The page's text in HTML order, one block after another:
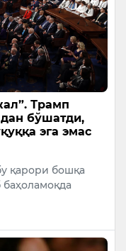
Трамп
бўшатди,
эга эмас
қарори бошқа
баҳоламоқда